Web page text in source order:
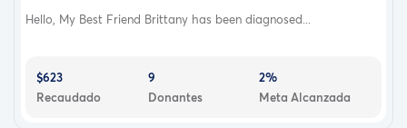
Hello, My Best Friend Brittany has been diagnosed...
$623
Recaudado
9
Donantes
2%
Meta Alcanzada